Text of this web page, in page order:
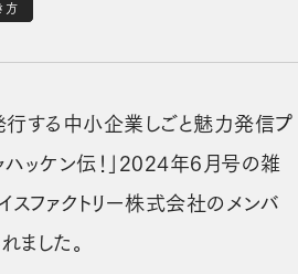
方
する中小企業しごと魅力発信プ
ハッケン伝！」2024年6月号の雑
スファクトリー株式会社のメンバ
ました。